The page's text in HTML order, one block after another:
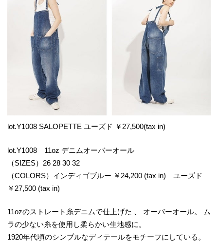
lot.Y1008 SALOPETTE ユーズド ￥27,500(tax in)
lot.Y1008 11oz デニムオーバーオール
（SIZES）26 28 30 32
（COLORS）インディゴブルー ￥24,200 (tax in) ユーズド
￥27,500 (tax in)
11ozのストレート糸デニムで仕上げた 、 オーバーオール。 ム
ラの少ない糸を使用し柔らかい生地感に。
1920年代頃のシンプルなディテールをモチーフにしている。